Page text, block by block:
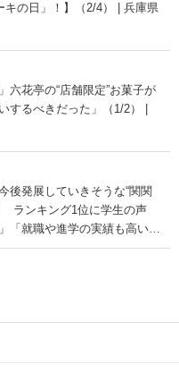
キの日」！】（2/4） | 兵庫県
六花亭の“店舗限定”お菓子が
るべきだった」（1/2） |
後発展していきそうな“関関
ランキング1位に学生の声
「就職や進学の実績も高い」